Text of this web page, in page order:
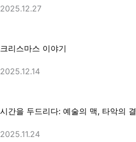
2025.12.27
크리스마스 이야기
2025.12.14
시간을 두드리다: 예술의 맥, 타악의 결
2025.11.24